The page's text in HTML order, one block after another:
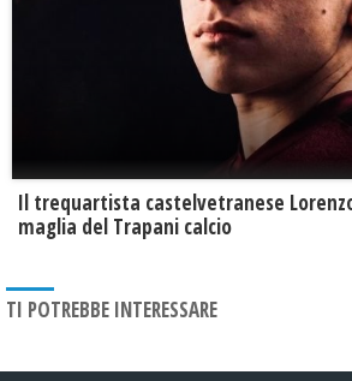
Il trequartista castelvetranese
maglia del Trapani calcio
TI POTREBBE INTERESSARE